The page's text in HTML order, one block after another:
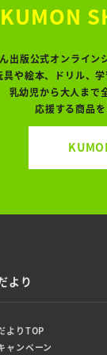
KUMON
出版公式オンライ
具や絵本、ドリル、
乳幼児から大人まで
応援する商品を
より
よりTOP
ャンペーン